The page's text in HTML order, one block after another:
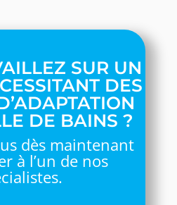
SUR UN
DES
DE BAINS ?
dès maintenant
à l’un de nos